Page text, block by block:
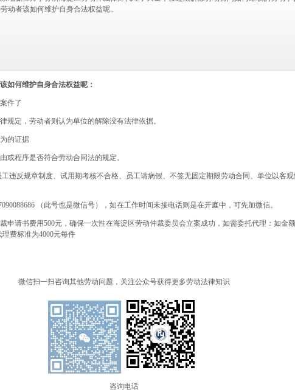
动者该如何维护自身合法权益呢。
如何维护自身合法权益呢：
件了
规定，劳动者则认为单位的解除没有法律依据。
的证据
或程序是否符合劳动合同法的规定。
违反规章制度、试用期考核不合格、员工请病假、不签无固定期限劳动合同、单位以客
（此号也是微信号），如在工作时间未接电话则是在开庭中，可先加微信。
申请书费用500元，确保一次性在海淀区劳动仲裁委员会立案成功，如需委托代理：如金
费标准为4000元每件
微信扫一扫咨询其他劳动问题，关注公众号获得更多劳动法律知识
咨询电话